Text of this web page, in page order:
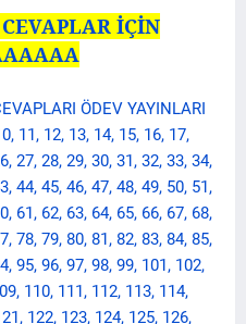
İÇİN
ÖDEV YAYINLARI
11, 12, 13, 14, 15, 16, 17,
27, 28, 29, 30, 31, 32, 33, 34,
44, 45, 46, 47, 48, 49, 50, 51,
61, 62, 63, 64, 65, 66, 67, 68,
78, 79, 80, 81, 82, 83, 84, 85,
95, 96, 97, 98, 99, 101, 102,
110, 111, 112, 113, 114,
122, 123, 124, 125, 126,